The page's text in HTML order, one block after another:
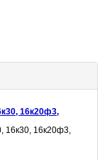
16к20ф3,
16к30, 16к20ф3,